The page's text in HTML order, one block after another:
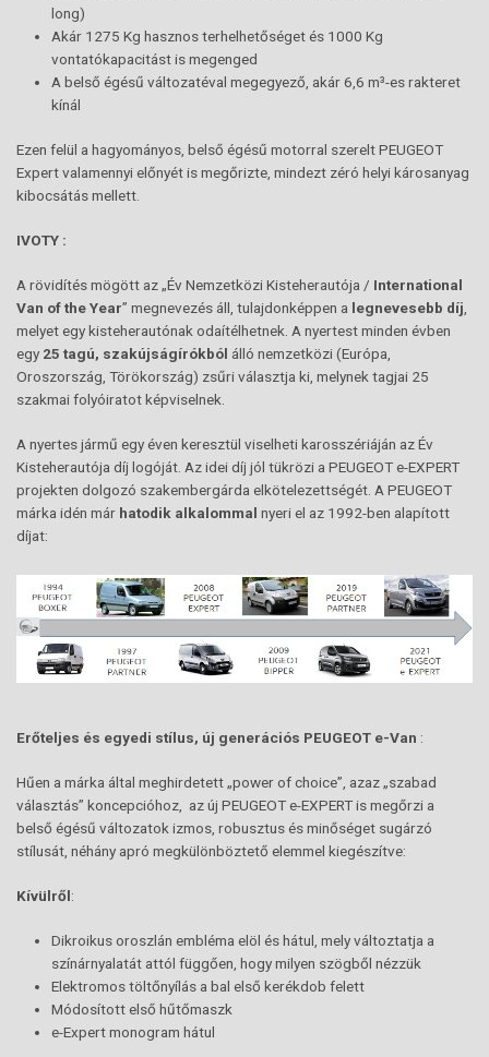
long)
Akár 1275 Kg hasznos terhelhetőséget és 1000 Kg
vontatókapacitást is megenged
A belső égésű változatéval megegyező, akár 6,6 m³-es rakteret
kínál
Ezen felül a hagyományos, belső égésű motorral szerelt PEUGEOT
Expert valamennyi előnyét is megőrizte, mindezt zéró helyi károsanyag
kibocsátás mellett.
IVOTY :
A rövidítés mögött az „Év Nemzetközi Kisteherautója / International
Van oftheYear” megnevezés áll, tulajdonképpen a legnevesebb díj
melyet egy kisteherautónak odaítélhetnek. A nyertest minden évben
egy 25 tagú, szakújságírókból álló nemzetközi (Európa,
Oroszország, Törökország) zsűri választja ki, melynek tagjai 25
szakmai folyóiratot képviselnek.
A nyertes jármű egy éven keresztül viselheti karosszériáján az Év
Kisteherautója díj logóját. Az idei díj jól tükrözi a PEUGEOT e-EXPERT
projekten dolgozó szakembergárda elkötelezettségét. A PEUGEOT
márka idén már hatodik alkalommal nyeri el az 1992-ben alapított
díjat:
Erőteljes és egyedi stílus, új generációs PEUGEOT e-Van :
Hűen a márka által meghirdetett „power of choice”, azaz „szabad
választás” koncepcióhoz, az új PEUGEOT e-EXPERT is megőrzi a
belső égésű változatok izmos, robusztus és minőséget sugárzó
stílusát, néhány apró megkülönböztető elemmel kiegészítve:
Kívülről:
Dikroikus oroszlán embléma elöl és hátul, mely változtatja a
színárnyalatát attól függően, hogy milyen szögből nézzük
Elektromos töltőnyílás a bal első kerékdob felett
Módosított első hűtőmaszk
e-Expert monogram hátul